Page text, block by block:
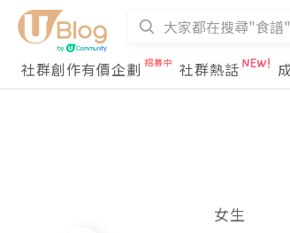
社群創作有價企劃 社群熱話
女生